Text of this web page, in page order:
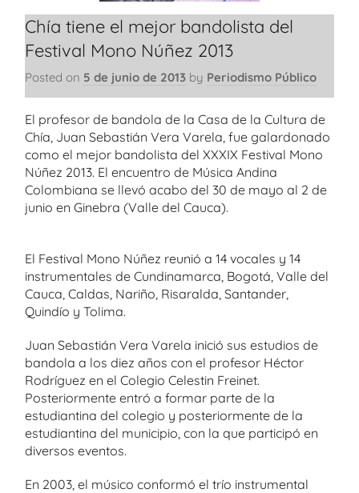
Chía tiene el mejor bandolista del
Festival Mono Núñez 2013
Posted on 5 de junio de 2013 by Periodismo Público
El profesor de bandola de la Casa de la Cultura de
Chía, Juan Sebastián Vera Varela, fue galardonado
como el mejor bandolista del XXXIX Festival Mono
Núñez 2013. El encuentro de Música Andina
Colombiana se llevó acabo del 30 de mayo al 2 de
junio en Ginebra (Valle del Cauca).
El Festival Mono Núñez reunió a 14 vocales y 14
instrumentales de Cundinamarca, Bogotá, Valle del
Cauca, Caldas, Nariño, Risaralda, Santander,
Quindío y Tolima.
Juan Sebastián Vera Varela inició sus estudios de
bandola a los diez años con el profesor Héctor
Rodríguez en el Colegio Celestin Freinet.
Posteriormente entró a formar parte de la
estudiantina del colegio y posteriormente de la
estudiantina del municipio, con la que participó en
diversos eventos.
En 2003, el músico conformó el trío instrumental